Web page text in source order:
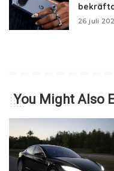
26 juli
You Might Also